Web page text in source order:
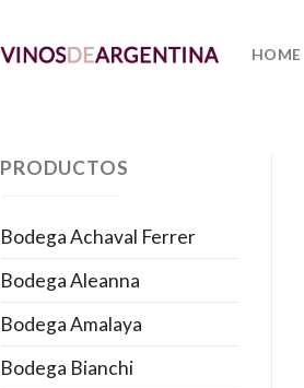
HOME
PRODUCTOS
Bodega Achaval Ferrer
Bodega Aleanna
Bodega Amalaya
Bodega Bianchi